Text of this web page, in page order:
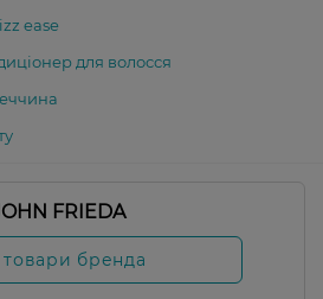
ease
для волосся
FRIEDA
товари бренда